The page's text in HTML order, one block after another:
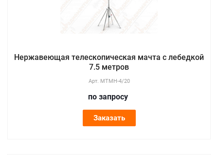
Нержавеющая телескопическая мачта с лебедкой
7.5 метров
Арт. МТМН-4/20
по запросу
Заказать